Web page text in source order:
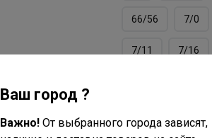
66/56 7/0
7/11 7/16
Ваш город ?
Важно! От выбранного города зависят,